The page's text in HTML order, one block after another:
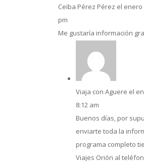
Ceiba Pérez Pérez el enero
pm
Me gustaría información
Viaja con Aguere el
8:12 am
Buenos días, por
enviarte toda la
programa completo
Viajes Orión al